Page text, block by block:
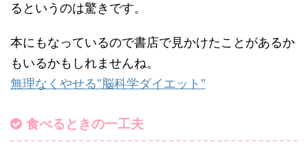
るというのは驚きです。
本にもなっているので書店で見かけたことがあるか
もいるかもしれませんね。
無理なくやせる“脳科学ダイエット"
食べるときの一工夫